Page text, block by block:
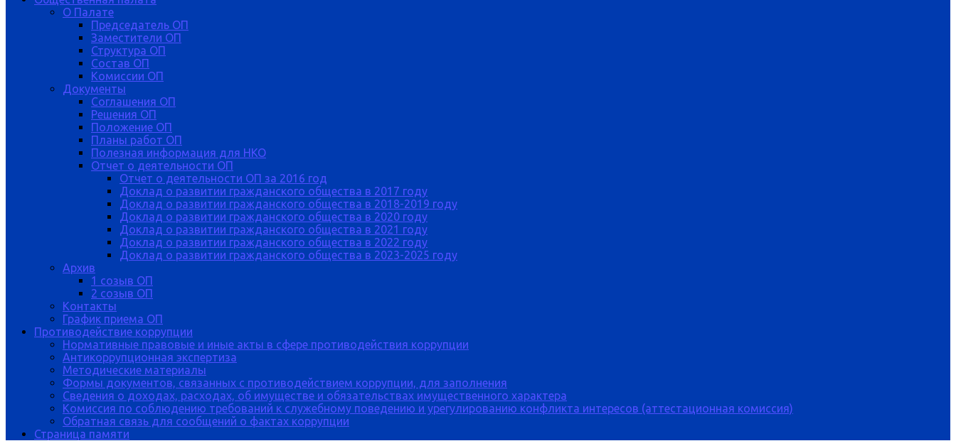
О Палате
Председатель ОП
Заместители ОП
Структура ОП
Состав ОП
Комиссии ОП
Документы
Соглашения ОП
Решения ОП
Положение ОП
Планы работ ОП
Полезная информация для НКО
Отчет о деятельности ОП
Отчет о деятельности ОП за 2016 год
Доклад о развитии гражданского общества в 2017 году
Доклад о развитии гражданского общества в 2018-2019 году
Доклад о развитии гражданского общества в 2020 году
Доклад о развитии гражданского общества в 2021 году
Доклад о развитии гражданского общества в 2022 году
Доклад о развитии гражданского общества в 2023-2025 году
Архив
1 созыв ОП
2 созыв ОП
Контакты
График приема ОП
Противодействие коррупции
Нормативные правовые и иные акты в сфере противодействия коррупции
Антикоррупционная экспертиза
Методические материалы
Формы документов, связанных с противодействием коррупции, для заполнения
Сведения о доходах, расходах, об имуществе и обязательствах имущественного характера
Комиссия по соблюдению требований к служебному поведению и урегулированию конфликта интересов (аттестационная комиссия)
Обратная связь для сообщений о фактах коррупции
Страница памяти